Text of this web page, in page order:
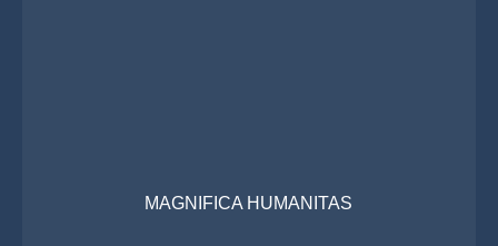
MAGNIFICA HUMANITAS